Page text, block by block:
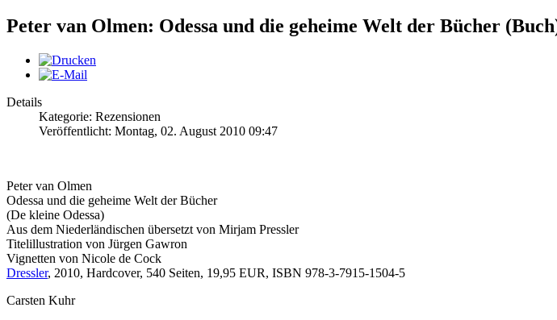
Peter van Olmen: Odessa und die geheime Welt der Bücher
Details
Kategorie: Rezensionen
Veröffentlicht: Montag, 02. August 2010 09:47
Peter van Olmen
Odessa und die geheime Welt der Bücher
(De kleine Odessa)
Aus dem Niederländischen übersetzt von Mirjam Pressler
Titelillustration von Jürgen Gawron
Vignetten von Nicole de Cock
Dressler, 2010, Hardcover, 540 Seiten, 19,95 EUR, ISBN 978-3-7915-1504-5
Carsten Kuhr